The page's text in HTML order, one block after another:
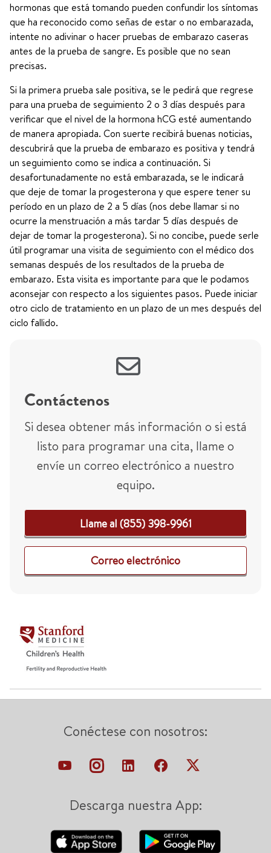
hormonas que está tomando pueden confundir los síntomas
que ha reconocido como señas de estar o no embarazada,
intente no adivinar o hacer pruebas de embarazo caseras
antes de la prueba de sangre. Es posible que no sean
precisas.
Si la primera prueba sale positiva, se le pedirá que regrese
para una prueba de seguimiento 2 o 3 días después para
verificar que el nivel de la hormona hCG esté aumentando
de manera apropiada. Con suerte recibirá buenas noticias,
descubrirá que la prueba de embarazo es positiva y tendrá
un seguimiento como se indica a continuación. Si
desafortunadamente no está embarazada, se le indicará
que deje de tomar la progesterona y que espere tener su
período en un plazo de 2 a 5 días (nos debe llamar si no
ocurre la menstruación a más tardar 5 días después de
dejar de tomar la progesterona). Si no concibe, puede serle
útil programar una visita de seguimiento con el médico dos
semanas después de los resultados de la prueba de
embarazo. Esta visita es importante para que le podamos
aconsejar con respecto a los siguientes pasos. Puede iniciar
otro ciclo de tratamiento en un plazo de un mes después del
ciclo fallido.
Contáctenos
Si desea obtener más información o si está
listo para programar una cita, llame o
envíe un correo electrónico a nuestro
equipo.
Llame al (855) 398-9961
Correo electrónico
Conéctese con nosotros:
Descarga nuestra App: